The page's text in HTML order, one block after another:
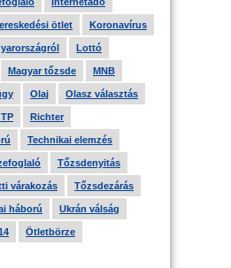
ötlet Koronavírus
Lottó
Magyar tőzsde MNB
Olaj Olasz választás
Richter
Technikai elemzés
Tőzsdenyitás
várakozás Tőzsdezárás
háború Ukrán válság
Ötletbörze